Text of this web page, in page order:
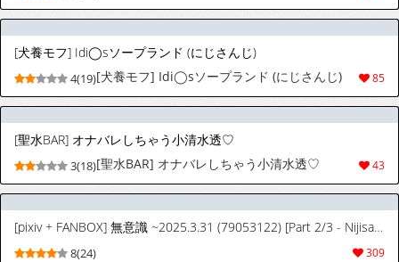
[犬養モフ] Idi◯sソープランド (にじさんじ)
85
4(19)[犬養モフ] Idi◯sソープランド (にじさんじ)
[聖水BAR] オナバレしちゃう小清水透♡
43
3(18)[聖水BAR] オナバレしちゃう小清水透♡
[pixiv + FANBOX] 無意識 ~2025.3.31 (79053122) [Part 2/3 - Nijisanji]
309
8(24)